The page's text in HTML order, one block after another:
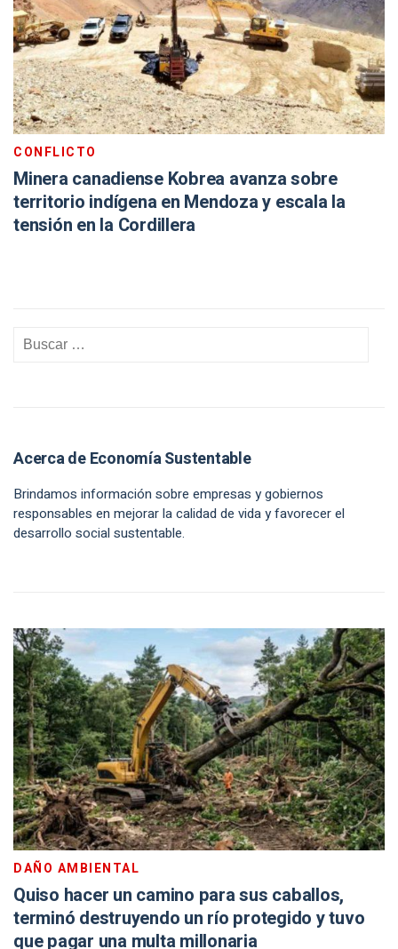
CONFLICTO
Minera canadiense Kobrea avanza sobre
territorio indígena en Mendoza y escala la
tensión en la Cordillera
Acerca de Economía Sustentable
Brindamos información sobre empresas y gobiernos
responsables en mejorar la calidad de vida y favorecer el
desarrollo social sustentable.
DAÑO AMBIENTAL
Quiso hacer un camino para sus caballos,
terminó destruyendo un río protegido y tuvo
que pagar una multa millonaria